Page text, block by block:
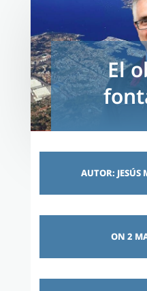
El
AUTOR:
ON 2